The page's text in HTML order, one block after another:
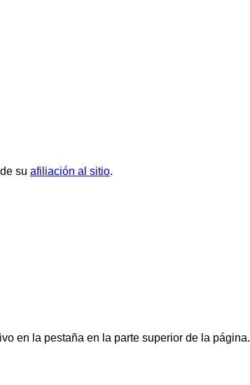
su afiliación al sitio.
en la pestaña en la parte superior de la página.